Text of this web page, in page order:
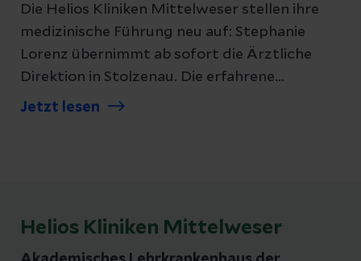
Die Helios Kliniken Mittelweser stellen ihre
medizinische Führung neu auf: Stephanie
Lorenz übernimmt ab sofort die Ärztliche
Direktion in Stolzenau. Die erfahrene
Geriaterin wird die medizinische Entwicklung
Fachabteilungen in Stolzenau und setzt deren
Ausbau konsequent fort.
Jetzt lesen
Helios Kliniken Mittelweser